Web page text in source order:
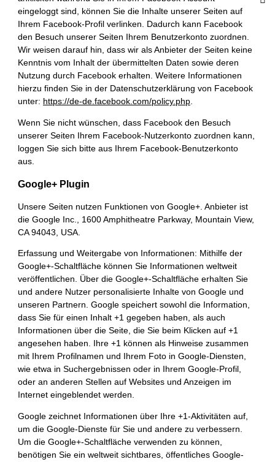
eingeloggt sind, können Sie die Inhalte unserer Seiten auf
Ihrem Facebook-Profil verlinken. Dadurch kann Facebook
den Besuch unserer Seiten Ihrem Benutzerkonto zuordnen.
Wir weisen darauf hin, dass wir als Anbieter der Seiten keine
Kenntnis vom Inhalt der übermittelten Daten sowie deren
Nutzung durch Facebook erhalten. Weitere Informationen
hierzu finden Sie in der Datenschutzerklärung von Facebook
unter: https://de-de.facebook.com/policy.php
Wenn Sie nicht wünschen, dass Facebook den Besuch
unserer Seiten Ihrem Facebook-Nutzerkonto zuordnen kann,
loggen Sie sich bitte aus Ihrem Facebook-Benutzerkonto
aus.
Google+ Plugin
Unsere Seiten nutzen Funktionen von Google+. Anbieter ist
die Google Inc., 1600 Amphitheatre Parkway, Mountain View,
CA 94043, USA.
Erfassung und Weitergabe von Informationen: Mithilfe der
Google+-Schaltfläche können Sie Informationen weltweit
veröffentlichen. Über die Google+-Schaltfläche erhalten Sie
und andere Nutzer personalisierte Inhalte von Google und
unseren Partnern. Google speichert sowohl die Information,
dass Sie für einen Inhalt +1 gegeben haben, als auch
Informationen über die Seite, die Sie beim Klicken auf +1
angesehen haben. Ihre +1 können als Hinweise zusammen
mit Ihrem Profilnamen und Ihrem Foto in Google-Diensten,
wie etwa in Suchergebnissen oder in Ihrem Google-Profil,
oder an anderen Stellen auf Websites und Anzeigen im
Internet eingeblendet werden.
Google zeichnet Informationen über Ihre +1-Aktivitäten auf,
um die Google-Dienste für Sie und andere zu verbessern.
Um die Google+-Schaltfläche verwenden zu können,
benötigen Sie ein weltweit sichtbares, öffentliches Google-